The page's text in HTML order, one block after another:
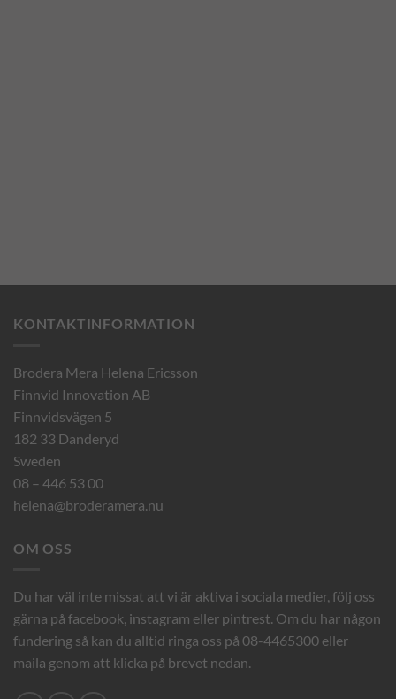
KONTAKTINFORMATION
Brodera Mera Helena Ericsson
Finnvid Innovation AB
Finnvidsvägen 5
182 33 Danderyd
Sweden
08 – 446 53 00
helena@broderamera.nu
OM OSS
Du har väl inte missat att vi är aktiva i sociala medier, följ oss
gärna på facebook, instagram eller pintrest. Om du har någon
fundering så kan du alltid ringa oss på 08-4465300 eller
maila genom att klicka på brevet nedan.